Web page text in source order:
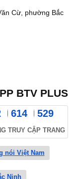
phường Bắc
BTV PLUS
614 529
TRUY CẬP TRANG
nói Việt Nam
Ninh